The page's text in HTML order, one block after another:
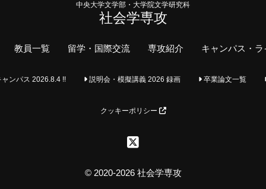
中央大学文学部・大学院文学研究科
社会学専攻
教員一覧 留学・国際交流 専攻紹介 キャンパス・ラ
ンパス 2026.8.4 !! 説明会・模擬講義 2026 録画 卒業論文一覧
クッキーポリシー
© 2020-2026 社会学専攻